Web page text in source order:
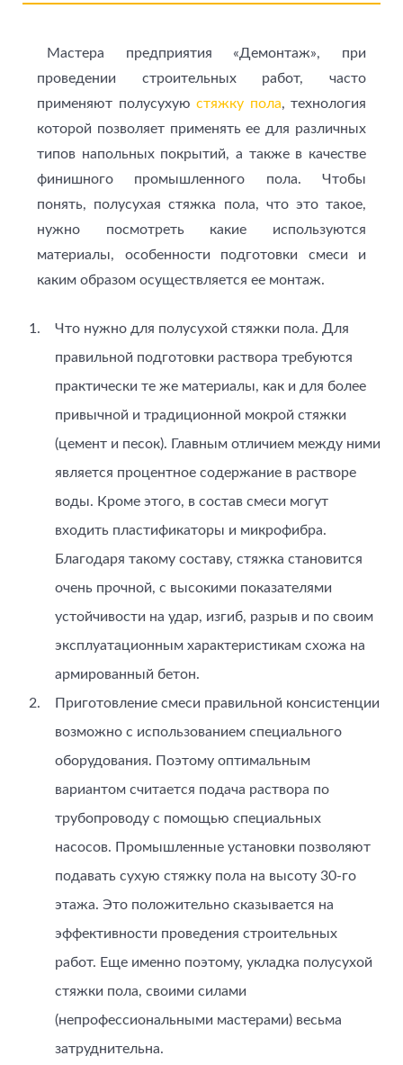
Мастера предприятия «Демонтаж», при
проведении строительных работ, часто
применяют полусухую стяжку пола, технология
которой позволяет применять ее для различных
типов напольных покрытий, а также в качестве
финишного промышленного пола. Чтобы
понять, полусухая стяжка пола, что это такое,
нужно посмотреть какие используются
материалы, особенности подготовки смеси и
каким образом осуществляется ее монтаж.
Что нужно для полусухой стяжки пола. Для
правильной подготовки раствора требуются
практически те же материалы, как и для более
привычной и традиционной мокрой стяжки
(цемент и песок). Главным отличием между ними
является процентное содержание в растворе
воды. Кроме этого, в состав смеси могут
входить пластификаторы и микрофибра.
Благодаря такому составу, стяжка становится
очень прочной, с высокими показателями
устойчивости на удар, изгиб, разрыв и по своим
эксплуатационным характеристикам схожа на
армированный бетон.
Приготовление смеси правильной консистенции
возможно с использованием специального
оборудования. Поэтому оптимальным
вариантом считается подача раствора по
трубопроводу с помощью специальных
насосов. Промышленные установки позволяют
подавать сухую стяжку пола на высоту 30-го
этажа. Это положительно сказывается на
эффективности проведения строительных
работ. Еще именно поэтому, укладка полусухой
стяжки пола, своими силами
(непрофессиональными мастерами) весьма
затруднительна.